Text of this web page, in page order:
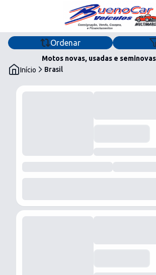
Home
Ofertas
buenocar_veiculos
Ordenar
Início Brasil
Motos novas, usadas e